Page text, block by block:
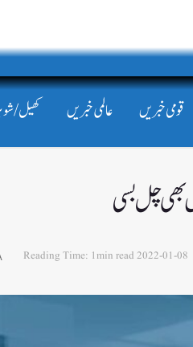
قومی خبریں عالمی خبریں کھیل/
بھی چل بسی
2022-01-08
Reading Time: 1min read